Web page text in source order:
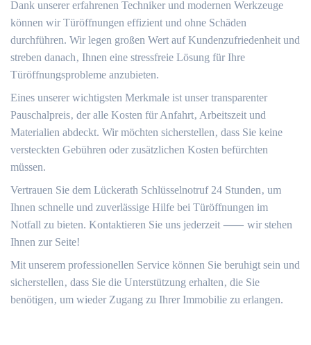
Dank unserer erfahrenen Techniker und modernen Werkzeuge
können wir Türöffnungen effizient und ohne Schäden
durchführen.​ Wir legen großen Wert auf Kundenzufriedenheit und
streben danach‚ Ihnen eine stressfreie Lösung für Ihre
Türöffnungsprobleme anzubieten.​
Eines unserer wichtigsten Merkmale ist unser transparenter
Pauschalpreis‚ der alle Kosten für Anfahrt‚ Arbeitszeit und
Materialien abdeckt.​ Wir möchten sicherstellen‚ dass Sie keine
versteckten Gebühren oder zusätzlichen Kosten befürchten
müssen.
Vertrauen Sie dem Lückerath Schlüsselnotruf 24 Stunden‚ um
Ihnen schnelle und zuverlässige Hilfe bei Türöffnungen im
Notfall zu bieten. Kontaktieren Sie uns jederzeit ⸺ wir stehen
Ihnen zur Seite!
Mit unserem professionellen Service können Sie beruhigt sein und
sicherstellen‚ dass Sie die Unterstützung erhalten‚ die Sie
benötigen‚ um wieder Zugang zu Ihrer Immobilie zu erlangen.​